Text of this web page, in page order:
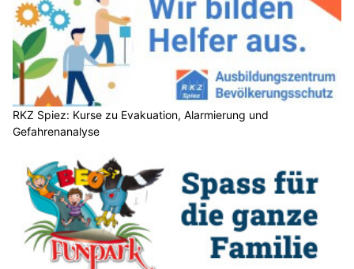
RKZ Spiez: Kurse zu Evakuation, Alarmierung und
Gefahrenanalyse